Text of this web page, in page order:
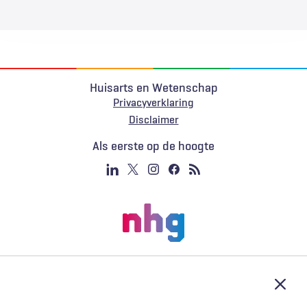
Huisarts en Wetenschap
Privacyverklaring
Voet
Disclaimer
Als eerste op de hoogte